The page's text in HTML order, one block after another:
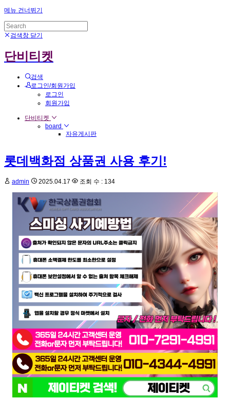
메뉴 건너뛰기
검색창 닫기
단비티켓
검색
로그인/회원가입
로그인
회원가입
단비티켓
board
자유게시판
롯데백화점 상품권 사용 후기!
admin 2025.04.17 조회 수 : 134